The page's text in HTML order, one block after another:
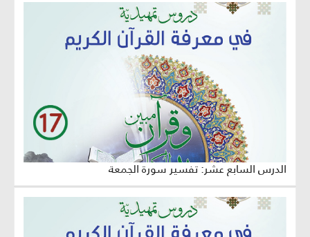
الدرس السابع عشر: تفسير سورة الجمعة